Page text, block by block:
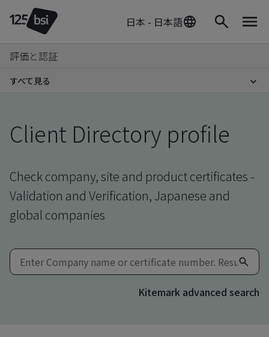
日本 - 日本語
評価と認証
すべて見る
Client Directory profile
Check company, site and product certificates -
Validation and Verification, Japanese and
global companies
Kitemark advanced search